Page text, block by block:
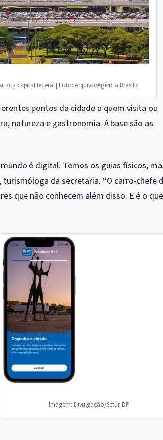
a capital federal | Foto: Arquivo/Agência Brasília
pontos da cidade a quem visita ou
natureza e gastronomia. A base são as
é digital. Temos os guias físicos,
da secretaria. “O carro-chefe
que não conhecem além disso. E é o
Imagem: Divulgação/Setur-DF